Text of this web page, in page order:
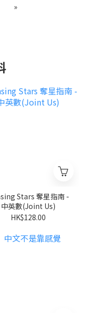
»
Stars 奪星指南 -
中英數(Joint Us)
HK$128.00